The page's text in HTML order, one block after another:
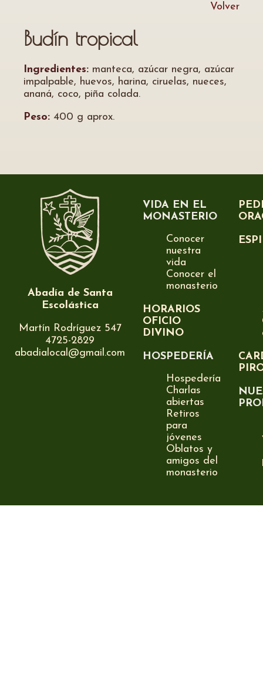
Volver
Budín tropical
Ingredientes: manteca, azúcar negra, azúcar
impalpable, huevos, harina, ciruelas, nueces,
ananá, coco, piña colada.
Peso: 400 g aprox.
Abadía de Santa
Escolástica
Martín Rodríguez 547
4725-2829
abadialocal@gmail.com
VIDA EN EL
MONASTERIO
Conocer
nuestra
vida
Conocer el
monasterio
HORARIOS
OFICIO
DIVINO
HOSPEDERÍA
Hospedería
Charlas
abiertas
Retiros
para
jóvenes
Oblatos y
amigos del
monasterio